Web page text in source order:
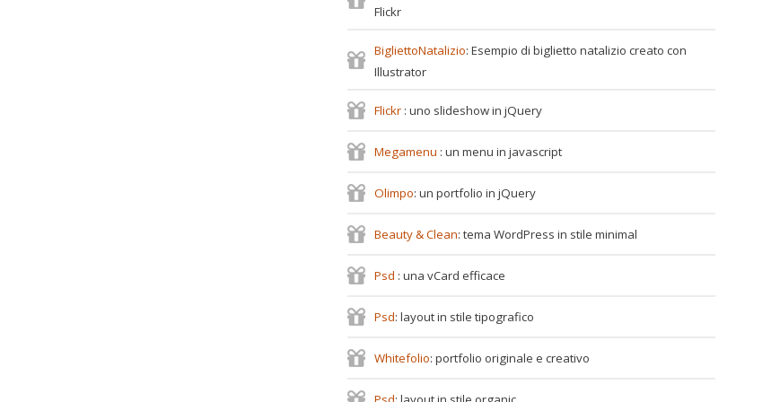
Flickr
BigliettoNatalizio: Esempio di biglietto natalizio creato con
Illustrator
Flickr : uno slideshow in jQuery
Megamenu : un menu in javascript
Olimpo: un portfolio in jQuery
Beauty & Clean: tema WordPress in stile minimal
Psd : una vCard efficace
Psd: layout in stile tipografico
Whitefolio: portfolio originale e creativo